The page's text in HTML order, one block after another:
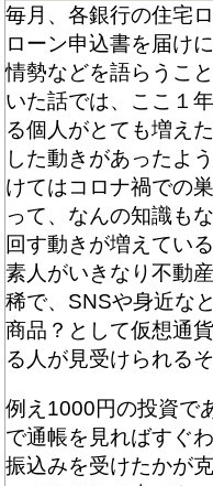
毎月、各銀行の住宅
ローン申込書を届け
情勢などを語らうこ
いた話では、ここ１
る個人がとても増え
した動きがあったよ
けてはコロナ禍での
って、なんの知識も
回す動きが増えてい
素人がいきなり不動
稀で、SNSや身近な
商品？として仮想通
る人が見受けられるそ
例え1000円の投資で
で通帳を見ればすぐ
振込みを受けたかが